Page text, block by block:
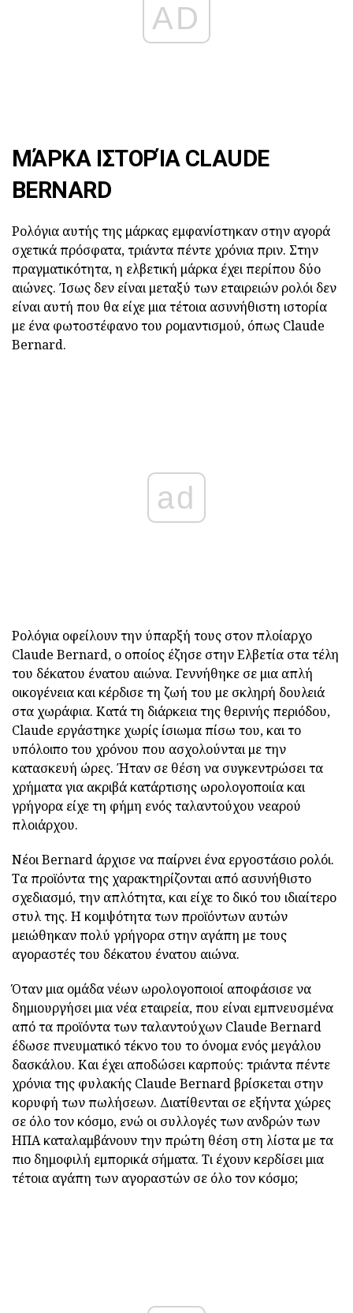
AD
ΜΆΡΚΑ ΙΣΤΟΡΊΑ CLAUDE
BERNARD
Ρολόγια αυτής της μάρκας εμφανίστηκαν στην αγορά
σχετικά πρόσφατα, τριάντα πέντε χρόνια πριν. Στην
πραγματικότητα, η ελβετική μάρκα έχει περίπου δύο
αιώνες. Ίσως δεν είναι μεταξύ των εταιρειών ρολόι δεν
είναι αυτή που θα είχε μια τέτοια ασυνήθιστη ιστορία
με ένα φωτοστέφανο του ρομαντισμού, όπως Claude
Bernard.
ad
Ρολόγια οφείλουν την ύπαρξή τους στον πλοίαρχο
Claude Bernard, ο οποίος έζησε στην Ελβετία στα τέλη
του δέκατου ένατου αιώνα. Γεννήθηκε σε μια απλή
οικογένεια και κέρδισε τη ζωή του με σκληρή δουλειά
στα χωράφια. Κατά τη διάρκεια της θερινής περιόδου,
Claude εργάστηκε χωρίς ίσιωμα πίσω του, και το
υπόλοιπο του χρόνου που ασχολούνται με την
κατασκευή ώρες. Ήταν σε θέση να συγκεντρώσει τα
χρήματα για ακριβά κατάρτισης ωρολογοποιία και
γρήγορα είχε τη φήμη ενός ταλαντούχου νεαρού
πλοιάρχου.
Νέοι Bernard άρχισε να παίρνει ένα εργοστάσιο ρολόι.
Τα προϊόντα της χαρακτηρίζονται από ασυνήθιστο
σχεδιασμό, την απλότητα, και είχε το δικό του ιδιαίτερο
στυλ της. Η κομψότητα των προϊόντων αυτών
μειώθηκαν πολύ γρήγορα στην αγάπη με τους
αγοραστές του δέκατου ένατου αιώνα.
Όταν μια ομάδα νέων ωρολογοποιοί αποφάσισε να
δημιουργήσει μια νέα εταιρεία, που είναι εμπνευσμένα
από τα προϊόντα των ταλαντούχων Claude Bernard
έδωσε πνευματικό τέκνο του το όνομα ενός μεγάλου
δασκάλου. Και έχει αποδώσει καρπούς: τριάντα πέντε
χρόνια της φυλακής Claude Bernard βρίσκεται στην
κορυφή των πωλήσεων. Διατίθενται σε εξήντα χώρες
σε όλο τον κόσμο, ενώ οι συλλογές των ανδρών των
ΗΠΑ καταλαμβάνουν την πρώτη θέση στη λίστα με τα
πιο δημοφιλή εμπορικά σήματα. Τι έχουν κερδίσει μια
τέτοια αγάπη των αγοραστών σε όλο τον κόσμο;